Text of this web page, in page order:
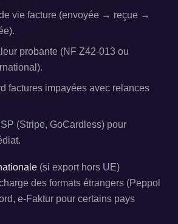
vie facture (envoyée → reçue →
probante (NF Z42-013 ou
factures impayées avec relances
(Stripe, GoCardless) pour
(si export hors UE)
des formats étrangers (Peppol
e-Faktur pour certains pays